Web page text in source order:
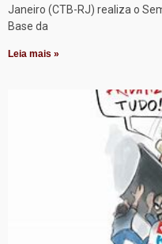
Janeiro (CTB-RJ) realiza o
Base da
Leia mais »